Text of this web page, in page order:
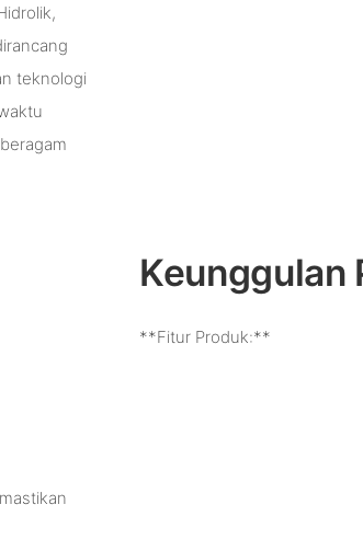
teknologi
Keunggulan
**Fitur Produk:**